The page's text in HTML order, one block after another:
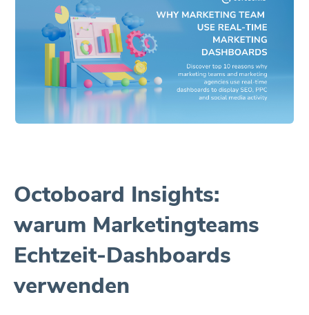
Octoboard Insights:
warum Marketingteams
Echtzeit-Dashboards
verwenden